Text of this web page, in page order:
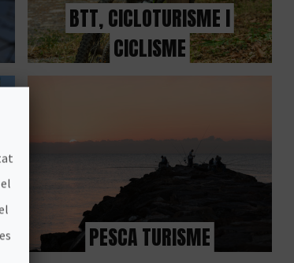
BTT, CICLOTURISME I
CICLISME
PESCA TURISME